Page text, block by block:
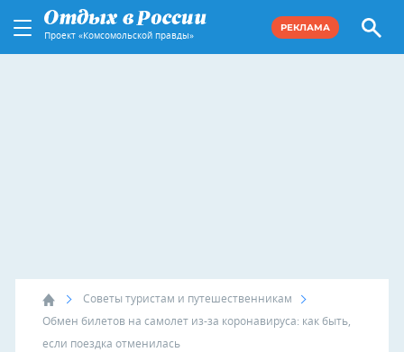
Проект «Комсомольской правды»
РЕКЛАМА
Советы туристам и путешественникам
Обмен билетов на самолет из-за коронавируса: как быть,
если поездка отменилась